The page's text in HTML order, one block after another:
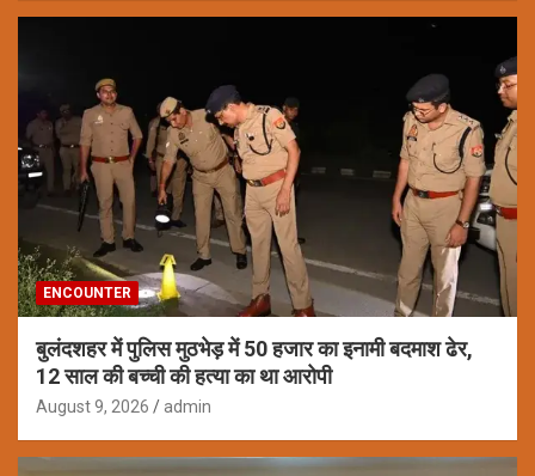
ENCOUNTER
बुलंदशहर में पुलिस मुठभेड़ में 50 हजार का इनामी बदमाश ढेर,
12 साल की बच्ची की हत्या का था आरोपी
August 9, 2026 admin